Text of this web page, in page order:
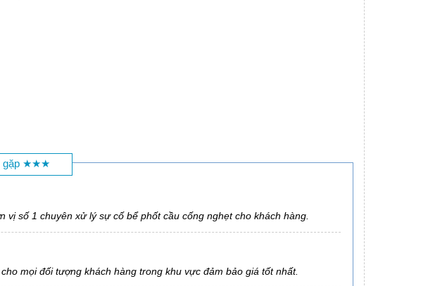
gặp ★★★
số 1 chuyên xử lý sự cố bể phốt cầu cống nghẹt cho khách hàng.
mọi đối tượng khách hàng trong khu vực đảm bảo giá tốt nhất.